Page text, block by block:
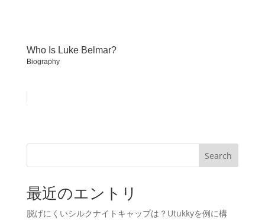
Who Is Luke Belmar?
Biography
Search
最近のエントリ
脱げにくいシルクナイトキャップは？Utukkyを例に構